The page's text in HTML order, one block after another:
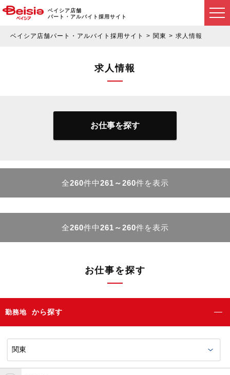
ベイシア店舗
パート・アルバイト採用サイト
ベイシア店舗パート・アルバイト採用サイト 関東 求人情報
求人情報
お仕事を探す
全260件中261～260件を表示
全260件中261～260件を表示
お仕事を探す
勤務地 から探す